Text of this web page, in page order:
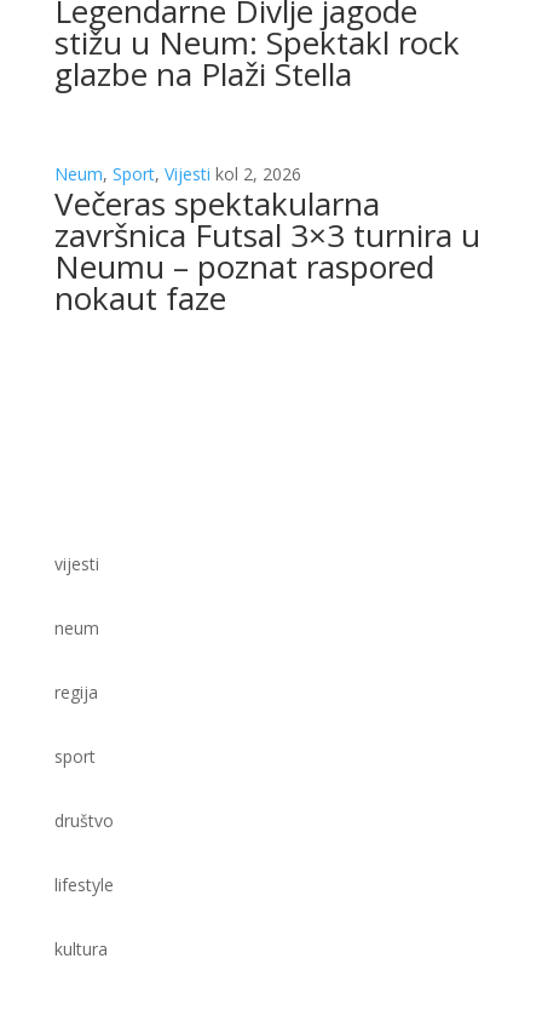
Legendarne Divlje jagode
stižu u Neum: Spektakl rock
glazbe na Plaži Stella
Neum, Sport, Vijesti kol 2, 2026
Večeras spektakularna
završnica Futsal 3×3 turnira u
Neumu – poznat raspored
nokaut faze
vijesti
neum
regija
sport
društvo
lifestyle
kultura